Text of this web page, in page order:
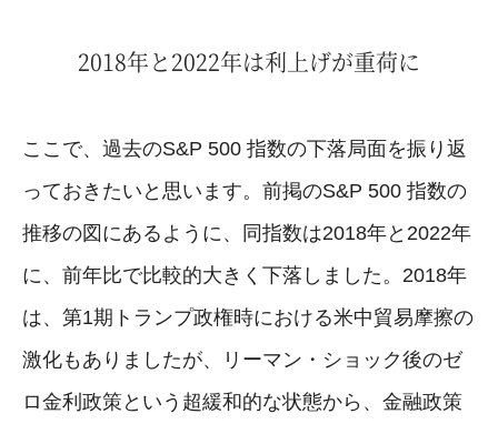
2018年と2022年は利上げが重荷に
ここで、過去のS&P 500 指数の下落局面を振り返
っておきたいと思います。前掲のS&P 500 指数の
推移の図にあるように、同指数は2018年と2022年
に、前年比で比較的大きく下落しました。2018年
は、第1期トランプ政権時における米中貿易摩擦の
激化もありましたが、リーマン・ショック後のゼ
ロ金利政策という超緩和的な状態から、金融政策